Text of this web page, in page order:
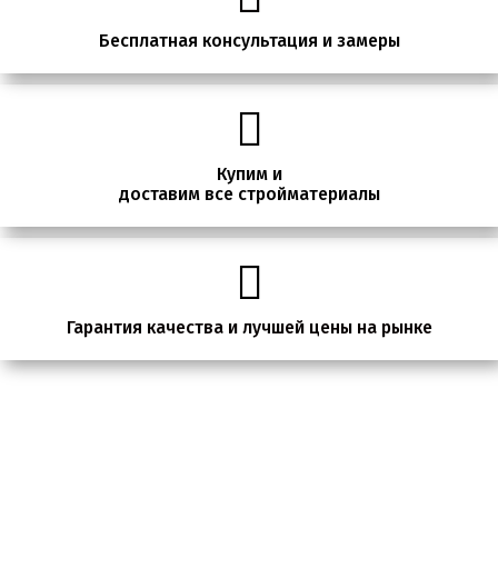
Бесплатная консультация и замеры
Купим и
доставим все стройматериалы
Гарантия качества и лучшей цены на рынке